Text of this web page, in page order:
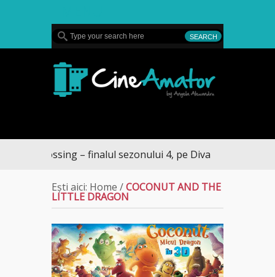
Crossing – finalul sezonului 4, pe Diva
Ești aici: Home /COCONUT AND THE
LITTLE DRAGON